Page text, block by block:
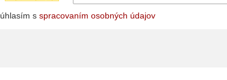
s spracovaním osobných údajov